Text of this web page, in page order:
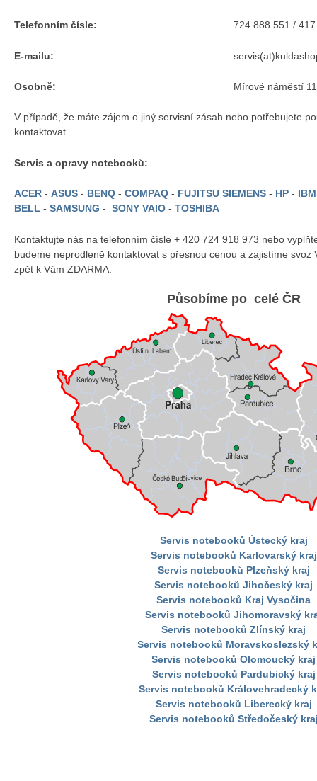
Telefonním čísle:
E-mailu:
Osobně:
724 888 551 /
Mírové náměstí
V případě, že máte zájem o jiný servisní zásah nebo potřebujete
kontaktovat.
Servis a opravy notebooků:
ACER - ASUS - BENQ - COMPAQ - FUJITSU SIEMENS - HP -
BELL - SAMSUNG - SONY VAIO - TOSHIBA
Kontaktujte nás na telefonním čísle + 420 724 918 973 nebo
budeme neprodleně kontaktovat s přesnou cenou a zajistíme svoz
zpět k Vám ZDARMA.
Působíme po celé ČR
Servis notebooků Ústecký kraj
Servis notebooků Karlovarský kraj
Servis notebooků Plzeňský kraj
Servis notebooků Jihočeský kraj
Servis notebooků Kraj Vysočina
Servis notebooků Jihomoravský
Servis notebooků Zlínský kraj
Servis notebooků Moravskoslezský
Servis notebooků Olomoucký kraj
Servis notebooků Pardubický kraj
Servis notebooků Královehradecký
Servis notebooků Liberecký kraj
Servis notebooků Středočeský